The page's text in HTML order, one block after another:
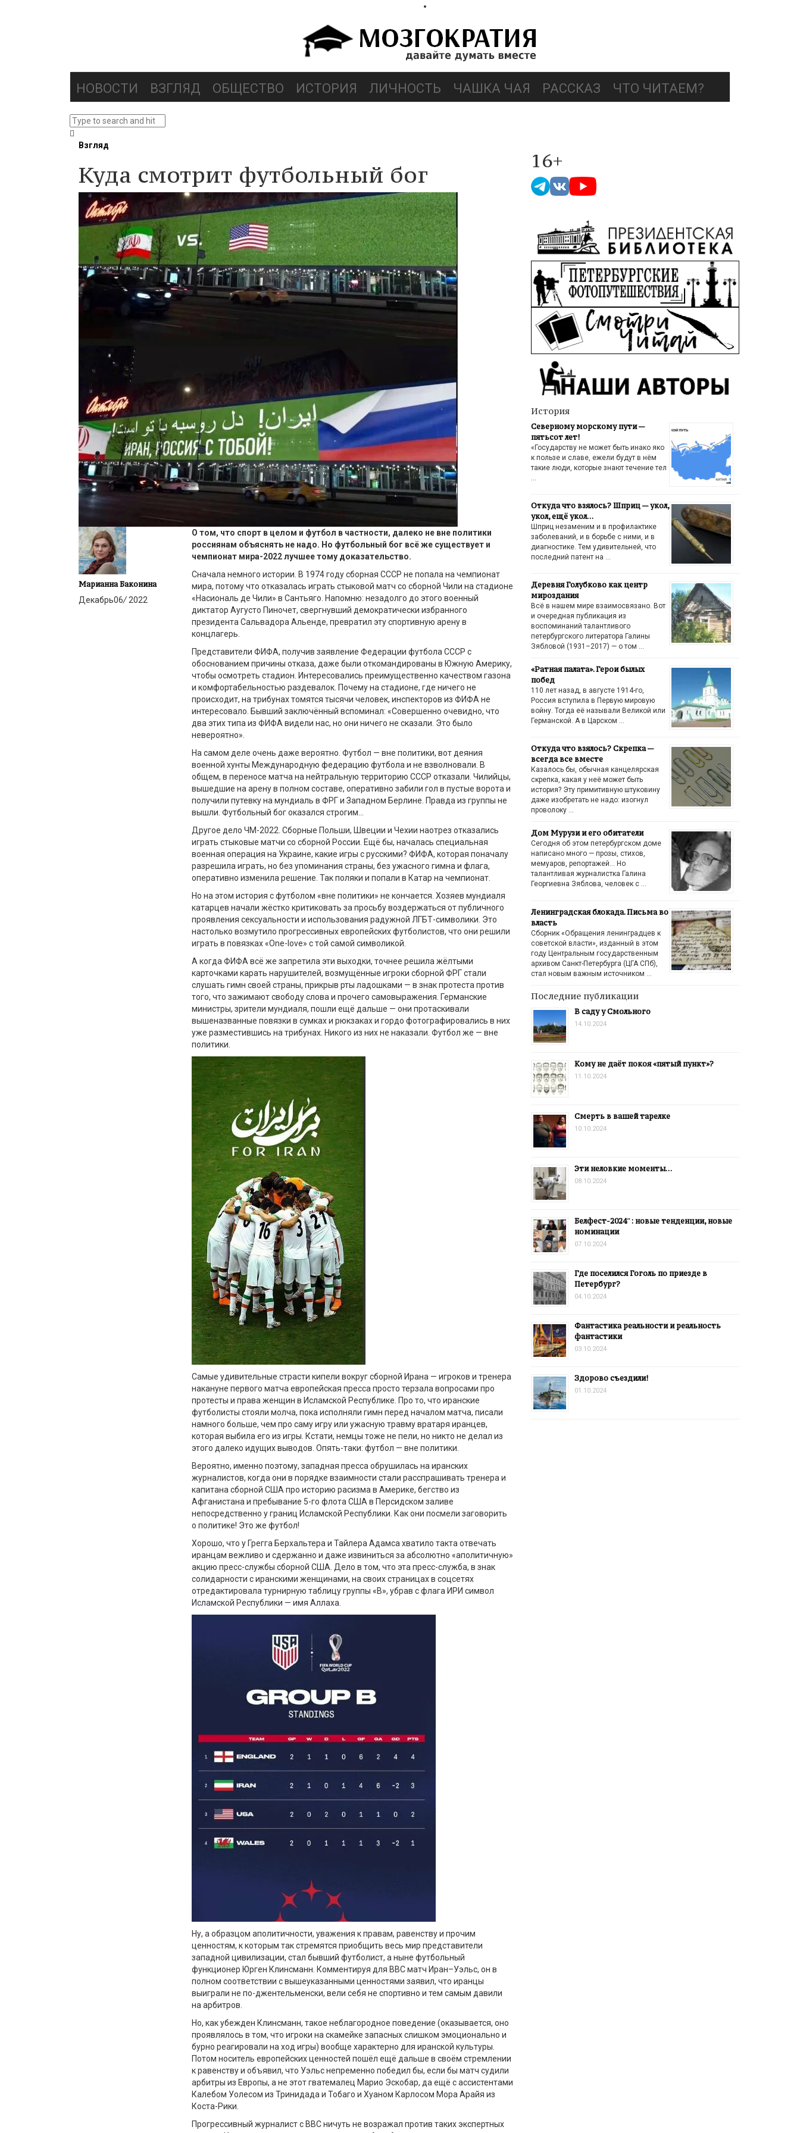
НОВОСТИ ВЗГЛЯД ОБЩЕСТВО ИСТОРИЯ ЛИЧНОСТЬ ЧАШКА ЧАЯ РАССКАЗ ЧТО ЧИТАЕМ?
Взгляд
Куда смотрит футбольный бог
Марианна Баконина
Декабрь06/ 2022
О том, что спорт в целом и футбол в частности, далеко не вне политики
россиянам объяснять не надо. Но футбольный бог всёже существует и
чемпионат мира-2022 лучшее тому доказательство.
Сначала немного истории. В 1974 году сборная СССР не попала на чемпионат
мира, потому что отказалась играть стыковой матч со сборной Чили на стадионе
«Насиональ де Чили» в Сантьяго. Напомню: незадолго до этого военный
диктатор Аугусто Пиночет, свергнувший демократически избранного
президента Сальвадора Альенде, превратил эту спортивную арену в
концлагерь.
Представители ФИФА, получив заявление Федерации футбола СССР с
обоснованием причины отказа, даже были откомандированы в Южную Америку,
чтобы осмотреть стадион. Интересовались преимущественно качеством газона
и комфортабельностью раздевалок. Почему на стадионе, где ничего не
происходит, на трибунах томятся тысячи человек, инспекторов из ФИФА не
интересовало. Бывший заключённый вспоминал: «Совершенно очевидно, что
два этих типа из ФИФА видели нас, но они ничего не сказали. Это было
невероятно».
На самом деле очень даже вероятно. Футбол — вне политики, вот деяния
военной хунты Международную федерацию футбола и не взволновали. В
общем, в переносе матча на нейтральную территорию СССР отказали. Чилийцы,
вышедшие на арену в полном составе, оперативно забили гол в пустые ворота и
получили путевку на мундиаль в ФРГ и Западном Берлине. Правда из группы не
вышли. Футбольный бог оказался строгим…
Другое дело ЧМ-2022. Сборные Польши, Швеции и Чехии наотрез отказались
играть стыковые матчи со сборной России. Ещё бы, началась специальная
военная операция на Украине, какие игры с русскими? ФИФА, которая поначалу
разрешила играть, но без упоминания страны, без ужасного гимна и флага,
оперативно изменила решение. Так поляки и попали в Катар на чемпионат.
Но на этом история с футболом «вне политики» не кончается. Хозяев мундиаля
катарцев начали жёстко критиковать за просьбу воздержаться от публичного
проявления сексуальности и использования радужной ЛГБТ-символики. Это
настолько возмутило прогрессивных европейских футболистов, что они решили
играть в повязках «One-love» с той самой символикой.
А когда ФИФА всё же запретила эти выходки, точнее решила жёлтыми
карточками карать нарушителей, возмущённые игроки сборной ФРГ стали
слушать гимн своей страны, прикрыв рты ладошками — в знак протеста против
того, что зажимают свободу слова и прочего самовыражения. Германские
министры, зрители мундиаля, пошли ещё дальше — они протаскивали
вышеназванные повязки в сумках и рюкзаках и гордо фотографировались в них
уже разместившись на трибунах. Никого из них не наказали. Футбол же — вне
политики.
Самые удивительные страсти кипели вокруг сборной Ирана — игроков и тренера
накануне первого матча европейская пресса просто терзала вопросами про
протесты и права женщин в Исламской Республике. Про то, что иранские
футболисты стояли молча, пока исполняли гимн перед началом матча, писали
намного больше, чем про саму игру или ужасную травму вратаря иранцев,
которая выбила его из игры. Кстати, немцы тоже не пели, но никто не делал из
этого далеко идущих выводов. Опять-таки: футбол — вне политики.
Вероятно, именно поэтому, западная пресса обрушилась на иранских
журналистов, когда они в порядке взаимности стали расспрашивать тренера и
капитана сборной США про историю расизма в Америке, бегство из
Афганистана и пребывание 5-го флота США в Персидском заливе
непосредственно у границ Исламской Республики. Как они посмели заговорить
о политике! Это же футбол!
Хорошо, что у Грегга Берхальтера и Тайлера Адамса хватило такта отвечать
иранцам вежливо и сдержанно и даже извиниться за абсолютно «аполитичную»
акцию пресс-службы сборной США. Дело в том, что эта пресс-служба, в знак
солидарности с иранскими женщинами, на своих страницах в соцсетях
отредактировала турнирную таблицу группы «B», убрав с флага ИРИ символ
Исламской Республики — имя Аллаха.
Ну, а образцом аполитичности, уважения к правам, равенству и прочим
ценностям, к которым так стремятся приобщить весь мир представители
западной цивилизации, стал бывший футболист, а ныне футбольный
функционер Юрген Клинсманн. Комментируя для BBC матч Иран–Уэльс, он в
полном соответствии с вышеуказанными ценностями заявил, что иранцы
выиграли не по-джентельменски, вели себя не спортивно и тем самым давили
на арбитров.
Но, как убежден Клинсманн, такое неблагородное поведение (оказывается, оно
проявлялось в том, что игроки на скамейке запасных слишком эмоционально и
бурно реагировали на ход игры) вообще характерно для иранской культуры.
Потом носитель европейских ценностей пошёл ещё дальше в своём стремлении
к равенству и объявил, что Уэльс непременно победил бы, если бы матч судили
арбитры из Европы, а не этот гватемалец Марио Эскобар, да ещё с ассистентами
Калебом Уолесом из Тринидада и Тобаго и Хуаном Карлосом Мора Арайя из
Коста-Рики.
Прогрессивный журналист с BBC ничуть не возражал против таких экспертных
16+
История
Северному морскому пути —
пятьсот лет!
«Государству не может быть инако яко
к пользе и славе, ежели будут в нём
такие люди, которые знают течение тел
Откуда что взялось? Шприц — укол,
укол, ещё укол…
Шприц незаменим и в профилактике
заболеваний, и в борьбе с ними, и в
диагностике. Тем удивительней, что
последний патент на …
Деревня Голубково как центр
мироздания
Всё в нашем мире взаимосвязано. Вот
и очередная публикация из
воспоминаний талантливого
петербургского литератора Галины
Зябловой (1931–2017) — о том …
«Ратная палата». Герои былых
побед
110 лет назад, в августе 1914-го,
Россия вступила в Первую мировую
войну. Тогда её называли Великой или
Германской. А в Царском …
Откуда что взялось? Скрепка —
всегда все вместе
Казалось бы, обычная канцелярская
скрепка, какая у неё может быть
история? Эту примитивную штуковину
даже изобретать не надо: изогнул
проволоку …
Дом Мурузи и его обитатели
Сегодня об этом петербургском доме
написано много — прозы, стихов,
мемуаров, репортажей… Но
талантливая журналистка Галина
Георгиевна Зяблова, человек с …
Ленинградская блокада. Письма во
власть
Сборник «Обращения ленинградцев к
советской власти», изданный в этом
году Центральным государственным
архивом Санкт-Петербурга (ЦГА СПб),
стал новым важным источником …
Последние публикации
В саду у Смольного
14.10.2024
Кому не даёт покоя «пятый пункт»?
11.10.2024
Смерть в вашей тарелке
10.10.2024
Эти неловкие моменты…
08.10.2024
Белфест-2024″: новые тенденции, новые
номинации
07.10.2024
Где поселился Гоголь по приезде в
Петербург?
04.10.2024
Фантастика реальности и реальность
фантастики
03.10.2024
Здорово съездили!
01.10.2024